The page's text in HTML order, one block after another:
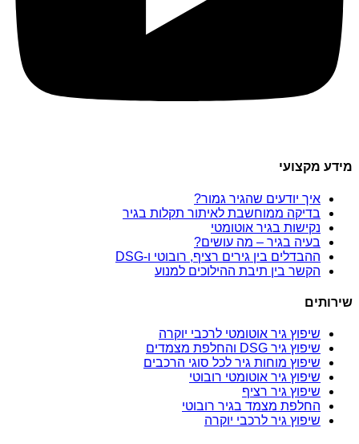
מידע מקצועי
איך יודעים שהגיר גמור?
בדיקה ממוחשבת לאיתור תקלות בגיר
נקישות בגיר אוטומטי
בעיה בגיר – מה עושים?
ההבדלים בין גירים רציף, רובוטי ו-DSG
הקשר בין תיבת ההילוכים למנוע
שירותים
שיפוץ גיר אוטומטי לרכבי יוקרה
שיפוץ גיר DSG והחלפת מצמדים
שיפוץ מוחות גיר לכל סוגי הרכבים
שיפוץ גיר אוטומטי רובוטי
שיפוץ גיר רציף
החלפת מצמד בגיר רובוטי
שיפוץ גיר לרכבי יוקרה